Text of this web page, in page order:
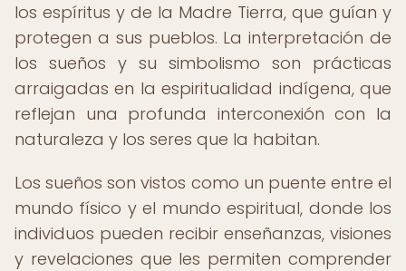
los espíritus y de la Madre Tierra, que guían y
protegen a sus pueblos. La interpretación de
los sueños y su simbolismo son prácticas
arraigadas en la espiritualidad indígena, que
reflejan una profunda interconexión con la
naturaleza y los seres que la habitan.
Los sueños son vistos como un puente entre el
mundo físico y el mundo espiritual, donde los
individuos pueden recibir enseñanzas, visiones
y revelaciones que les permiten comprender